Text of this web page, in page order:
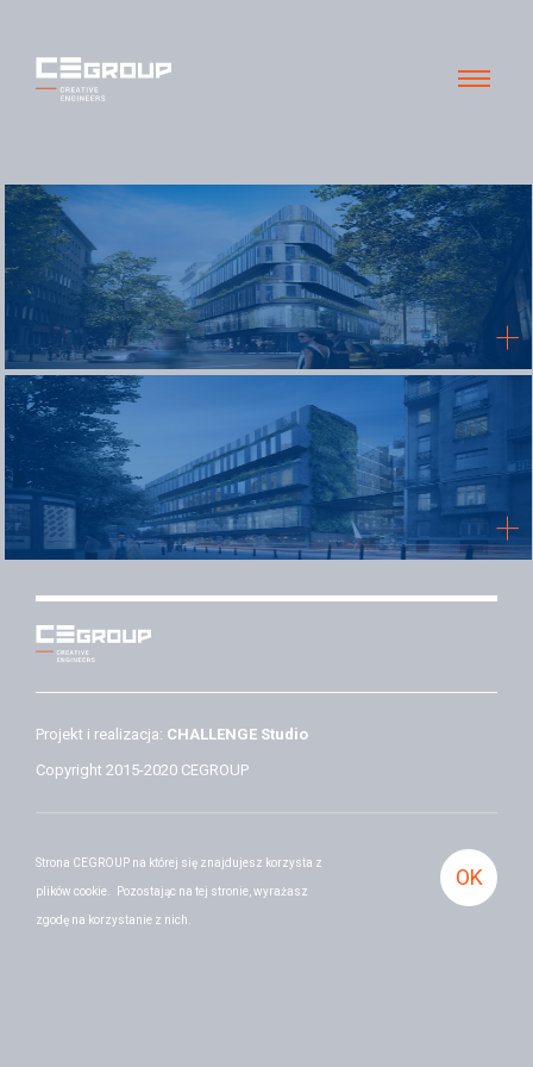
Projekt i realizacja: CHALLENGE Studio
Copyright 2015-2020 CEGROUP
Strona CEGROUP na której się znajdujesz korzysta z
plików cookie. Pozostając na tej stronie, wyrażasz
zgodę na korzystanie z nich.
OK